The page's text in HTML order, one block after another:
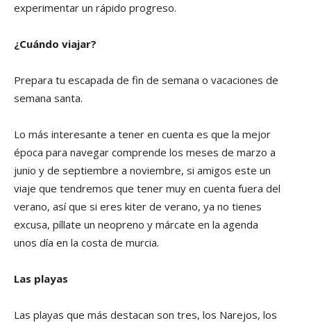
experimentar un rápido progreso.
¿Cuándo viajar?
Prepara tu escapada de fin de semana o vacaciones de
semana santa.
Lo más interesante a tener en cuenta es que la mejor
época para navegar comprende los meses de marzo a
junio y de septiembre a noviembre, si amigos este un
viaje que tendremos que tener muy en cuenta fuera del
verano, así que si eres kiter de verano, ya no tienes
excusa, píllate un neopreno y márcate en la agenda
unos día en la costa de murcia.
Las playas
Las playas que más destacan son tres, los Narejos, los